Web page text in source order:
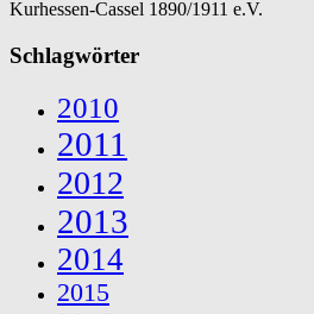
Kurhessen-Cassel 1890/1911 e.V.
Schlagwörter
2010
2011
2012
2013
2014
2015